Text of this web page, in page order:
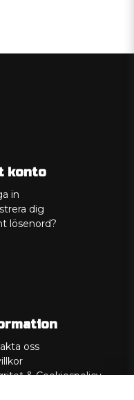
konto
in
dig
lösenord?
oss
& Cookiespolicy